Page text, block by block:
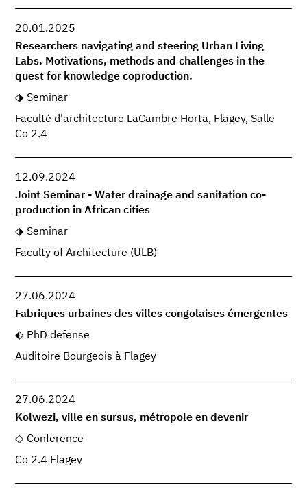
20.01.2025
Researchers navigating and steering Urban Living
Labs. Motivations, methods and challenges in the
quest for knowledge coproduction.
Seminar
Faculté d'architecture LaCambre Horta, Flagey, Salle
Co 2.4
12.09.2024
Joint Seminar - Water drainage and sanitation co-
production in African cities
Seminar
Faculty of Architecture (ULB)
27.06.2024
Fabriques urbaines des villes congolaises émergentes
PhD defense
Auditoire Bourgeois à Flagey
27.06.2024
Kolwezi, ville en sursus, métropole en devenir
Conference
Co 2.4 Flagey